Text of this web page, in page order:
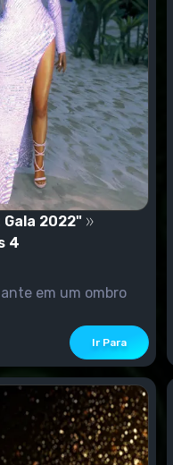
2022"
4
em um ombro
Ir Para